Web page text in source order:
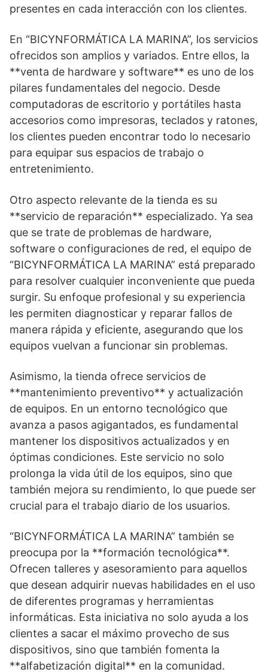
presentes en cada interacción con los clientes.
En “BICYNFORMÁTICA LA MARINA”, los servicios
ofrecidos son amplios y variados. Entre ellos, la
**venta de hardware y software** es uno de los
pilares fundamentales del negocio. Desde
computadoras de escritorio y portátiles hasta
accesorios como impresoras, teclados y ratones,
los clientes pueden encontrar todo lo necesario
para equipar sus espacios de trabajo o
entretenimiento.
Otro aspecto relevante de la tienda es su
**servicio de reparación** especializado. Ya sea
que se trate de problemas de hardware,
software o configuraciones de red, el equipo de
“BICYNFORMÁTICA LA MARINA” está preparado
para resolver cualquier inconveniente que pueda
surgir. Su enfoque profesional y su experiencia
les permiten diagnosticar y reparar fallos de
manera rápida y eficiente, asegurando que los
equipos vuelvan a funcionar sin problemas.
Asimismo, la tienda ofrece servicios de
**mantenimiento preventivo** y actualización
de equipos. En un entorno tecnológico que
avanza a pasos agigantados, es fundamental
mantener los dispositivos actualizados y en
óptimas condiciones. Este servicio no solo
prolonga la vida útil de los equipos, sino que
también mejora su rendimiento, lo que puede ser
crucial para el trabajo diario de los usuarios.
“BICYNFORMÁTICA LA MARINA” también se
preocupa por la **formación tecnológica**.
Ofrecen talleres y asesoramiento para aquellos
que desean adquirir nuevas habilidades en el uso
de diferentes programas y herramientas
informáticas. Esta iniciativa no solo ayuda a los
clientes a sacar el máximo provecho de sus
dispositivos, sino que también fomenta la
**alfabetización digital** en la comunidad.